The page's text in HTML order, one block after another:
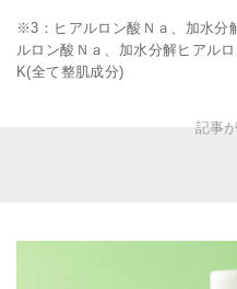
※3：ヒアルロン酸Ｎａ、加水分
ルロン酸Ｎａ、加水分解ヒアル
K(全て整肌成分)